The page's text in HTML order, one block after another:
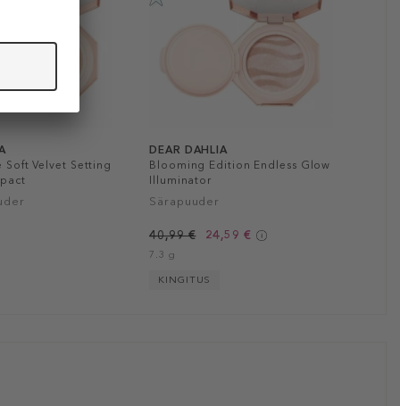
Soft Velvet Setting
DEAR DAHLIA
Blooming Edition Endless Glow
Illuminator
Särapuuder
40,99 € 24,59 €
7.3 g
KINGITUS